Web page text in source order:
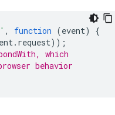
, function (event)
{
. request));
which
behavior